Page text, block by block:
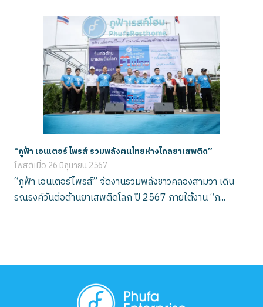
“ภูฟ้า เอนเตอร์ไพรส์ รวมพลังฅนไทยห่างไกลยาเสพติด”
โพสต์เมื่อ 26 มิถุนายน 2567
“ภูฟ้า เอนเตอร์ไพรส์” จัดงานรวมพลังชาวคลองสามวา เดิน
รณรงค์วันต่อต้านยาเสพติดโลก ปี 2567 ภายใต้งาน “ภ...